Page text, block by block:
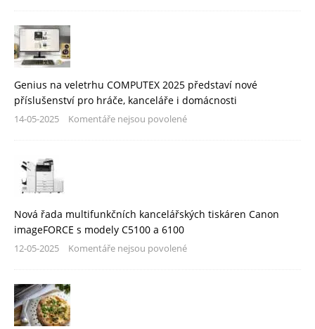
Genius na veletrhu COMPUTEX 2025 představí nové
příslušenství pro hráče, kanceláře i domácnosti
14-05-2025 Komentáře nejsou povolené
Nová řada multifunkčních kancelářských tiskáren Canon
imageFORCE s modely C5100 a 6100
12-05-2025 Komentáře nejsou povolené